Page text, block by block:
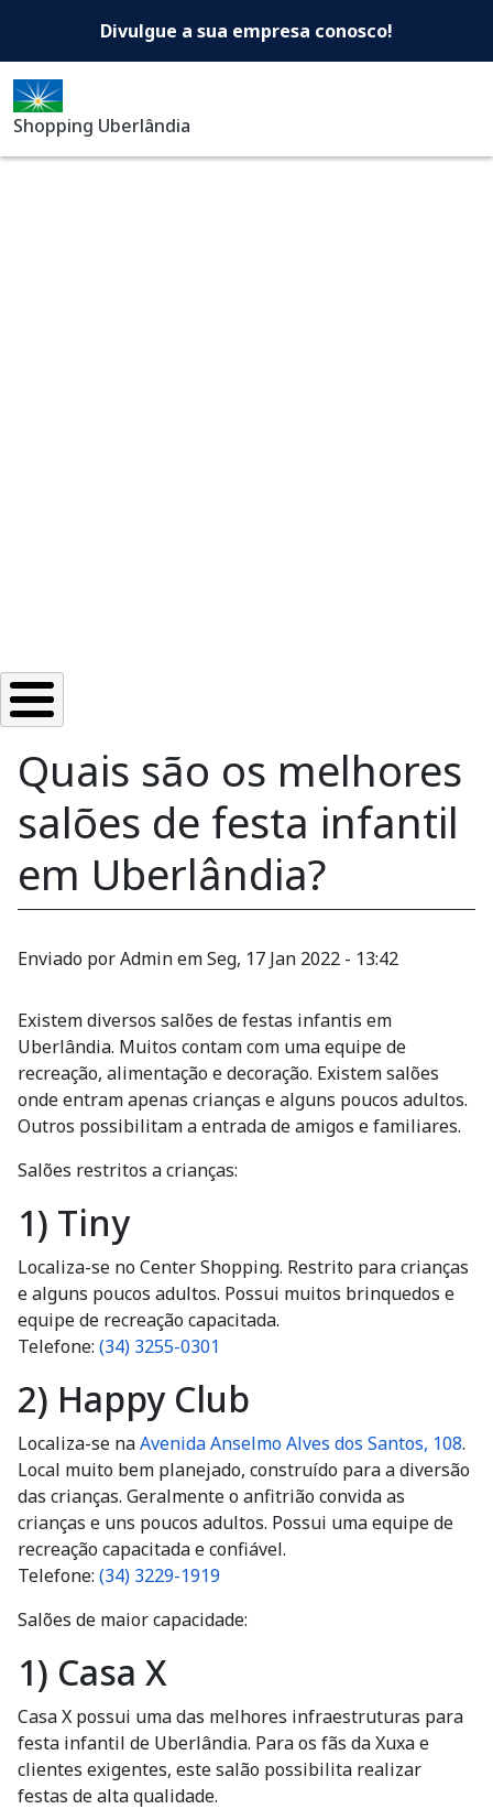
Shopping Uberlândia -
Divulgue a sua empresa conosco!
Shopping Uberlândia
Quais são os melhores
salões de festa infantil
em Uberlândia?
Enviado porAdminemSeg, 17 Jan 2022 - 13:42
Existem diversos salões de festas infantis em
Uberlândia. Muitos contam com uma equipe de
recreação, alimentação e decoração. Existem salões
onde entram apenas crianças e alguns poucos adultos.
Outros possibilitam a entrada de amigos e familiares.
Salões restritos a crianças:
1) Tiny
Localiza-se no Center Shopping. Restrito para crianças
e alguns poucos adultos. Possui muitos brinquedos e
equipe de recreação capacitada.
Telefone: (34) 3255-0301
2) Happy Club
Localiza-se naAvenida Anselmo Alves dos Santos, 108.
Local muito bem planejado, construído para a diversão
das crianças. Geralmente o anfitrião convida as
crianças e uns poucos adultos. Possui uma equipe de
recreação capacitada e confiável.
Telefone: (34) 3229-1919
Salões de maior capacidade:
1) Casa X
Casa X possui uma das melhores infraestruturas para
festa infantil de Uberlândia. Para os fãs da Xuxa e
clientes exigentes, este salão possibilita realizar
festas de alta qualidade.